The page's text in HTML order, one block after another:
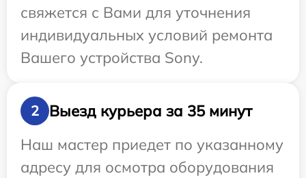
свяжется с Вами для уточнения
индивидуальных условий ремонта
Вашего устройства Sony.
2
Выезд курьера за 35 минут
Наш мастер приедет по указанному
адресу для осмотра оборудования